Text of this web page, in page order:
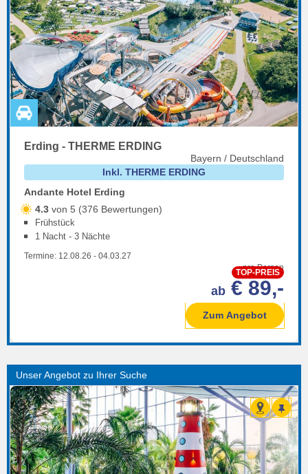
Erding - THERME ERDING
Bayern / Deutschland
Inkl. THERME ERDING
Andante Hotel Erding
4.3 von 5 (376 Bewertungen)
Frühstück
1 Nacht - 3 Nächte
Termine: 12.08.26 - 04.03.27
pro Person
TOP-PREIS
ab € 89,-
Zum Angebot